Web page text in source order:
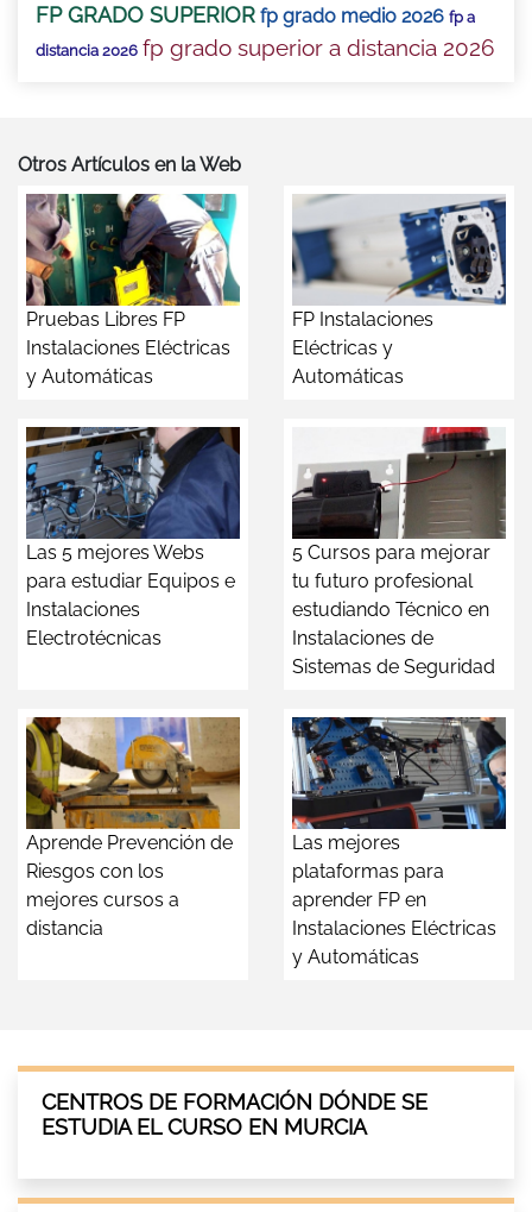
FP GRADO SUPERIOR fp grado medio 2026 fp a
distancia 2026 fp grado superior a distancia 2026
Otros Artículos en la Web
Pruebas Libres FP
Instalaciones Eléctricas
y Automáticas
FP Instalaciones
Eléctricas y
Automáticas
Las 5 mejores Webs
para estudiar Equipos e
Instalaciones
Electrotécnicas
5 Cursos para mejorar
tu futuro profesional
estudiando Técnico en
Instalaciones de
Sistemas de Seguridad
Aprende Prevención de
Riesgos con los
mejores cursos a
distancia
Las mejores
plataformas para
aprender FP en
Instalaciones Eléctricas
y Automáticas
CENTROS DE FORMACIÓN DÓNDE SE
ESTUDIA EL CURSO EN MURCIA